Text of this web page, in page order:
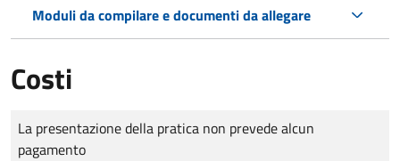
Moduli da compilare e documenti da allegare
Costi
Tipo di pagamento
Importo
La presentazione della pratica non prevede alcun
pagamento